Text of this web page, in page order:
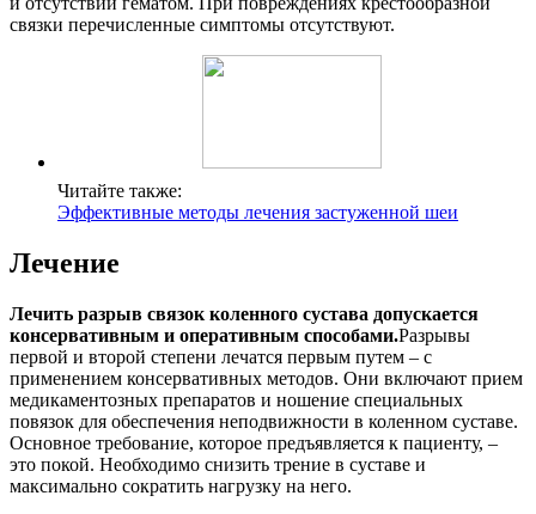
связки перечисленные симптомы отсутствуют.
Читайте также:
Эффективные методы лечения застуженной шеи
Лечение
Лечить разрыв связок коленного сустава допускается
консервативным и оперативным способами.Разрывы
первой и второй степени лечатся первым путем – с
применением консервативных методов. Они включают прием
медикаментозных препаратов и ношение специальных
повязок для обеспечения неподвижности в коленном суставе.
Основное требование, которое предъявляется к пациенту, –
это покой. Необходимо снизить трение в суставе и
максимально сократить нагрузку на него.